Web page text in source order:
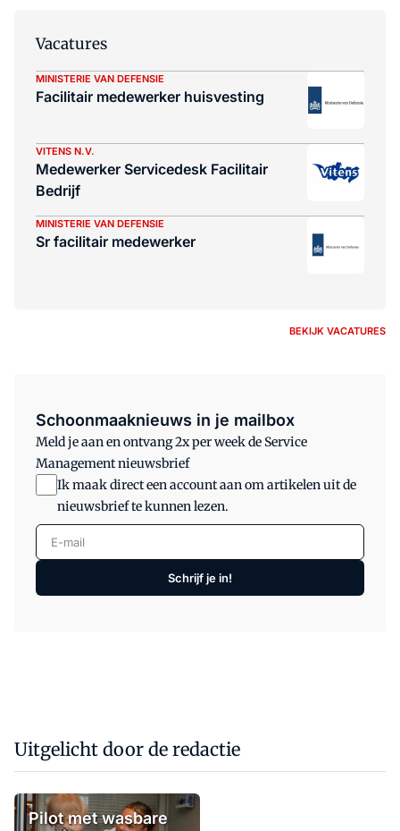
Vacatures
MINISTERIE VAN DEFENSIE
Facilitair medewerker huisvesting
VITENS N.V.
Medewerker Servicedesk Facilitair
Bedrijf
MINISTERIE VAN DEFENSIE
Sr facilitair medewerker
BEKIJK VACATURES
Schoonmaaknieuws in je mailbox
Meld je aan en ontvang 2x per week de Service
Management nieuwsbrief
Ik maak direct een account aan om artikelen uit de
nieuwsbrief te kunnen lezen.
E-mail
Schrijf je in!
Uitgelicht door de redactie
Pilot met wasbare